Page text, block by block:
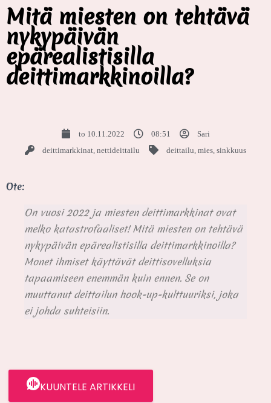
Mitä miesten on tehtävä
nykypäivän
epärealistisilla
deittimarkkinoilla?
to 10.11.2022 08:51
Sari
deittimarkkinat nettideittailu deittailu mies sinkkuus
Ote:
On vuosi 2022 ja miesten deittimarkkinat ovat
melko katastrofaaliset! Mitä miesten on tehtävä
nykypäivän epärealistisilla deittimarkkinoilla?
Monet ihmiset käyttävät deittisovelluksia
tapaamiseen enemmän kuin ennen. Se on
muuttanut deittailun hook-up-kulttuuriksi, joka
ei johda suhteisiin.
KUUNTELE ARTIKKELI